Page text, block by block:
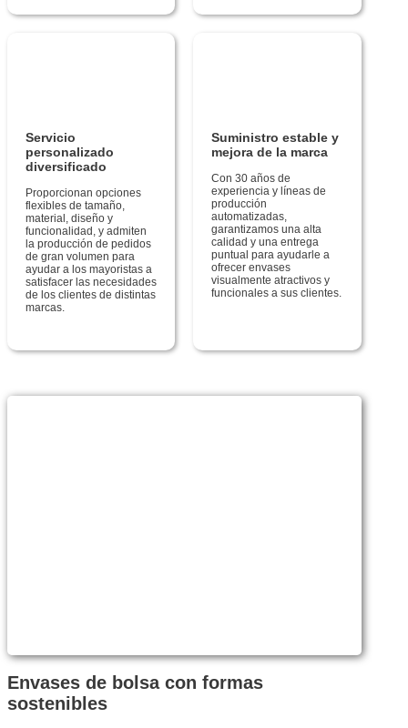
Servicio
personalizado
diversificado
Proporcionan opciones
flexibles de tamaño,
material, diseño y
funcionalidad, y admiten
la producción de pedidos
de gran volumen para
ayudar a los mayoristas a
satisfacer las necesidades
de los clientes de distintas
marcas.
Suministro estable y
mejora de la marca
Con 30 años de
experiencia y líneas de
producción
automatizadas,
garantizamos una alta
calidad y una entrega
puntual para ayudarle a
ofrecer envases
visualmente atractivos y
funcionales a sus clientes.
Envases de bolsa con formas
sostenibles